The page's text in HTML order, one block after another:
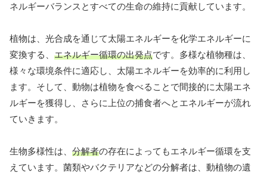
ネルギーバランスとすべての生命の維持に貢献しています。
植物は、光合成を通じて太陽エネルギーを化学エネルギーに
変換する、 エネルギー循環の出発点です。多様な植物種は、
様々な環境条件に適応し、太陽エネルギーを効率的に利用し
ます。そして、動物は植物を食べることで間接的に太陽エネ
ルギーを獲得し、さらに上位の捕食者へとエネルギーが流れ
ていきます。
生物多様性は、 分解者の存在によってもエネルギー循環を支
えています。菌類やバクテリアなどの分解者は、動植物の遺